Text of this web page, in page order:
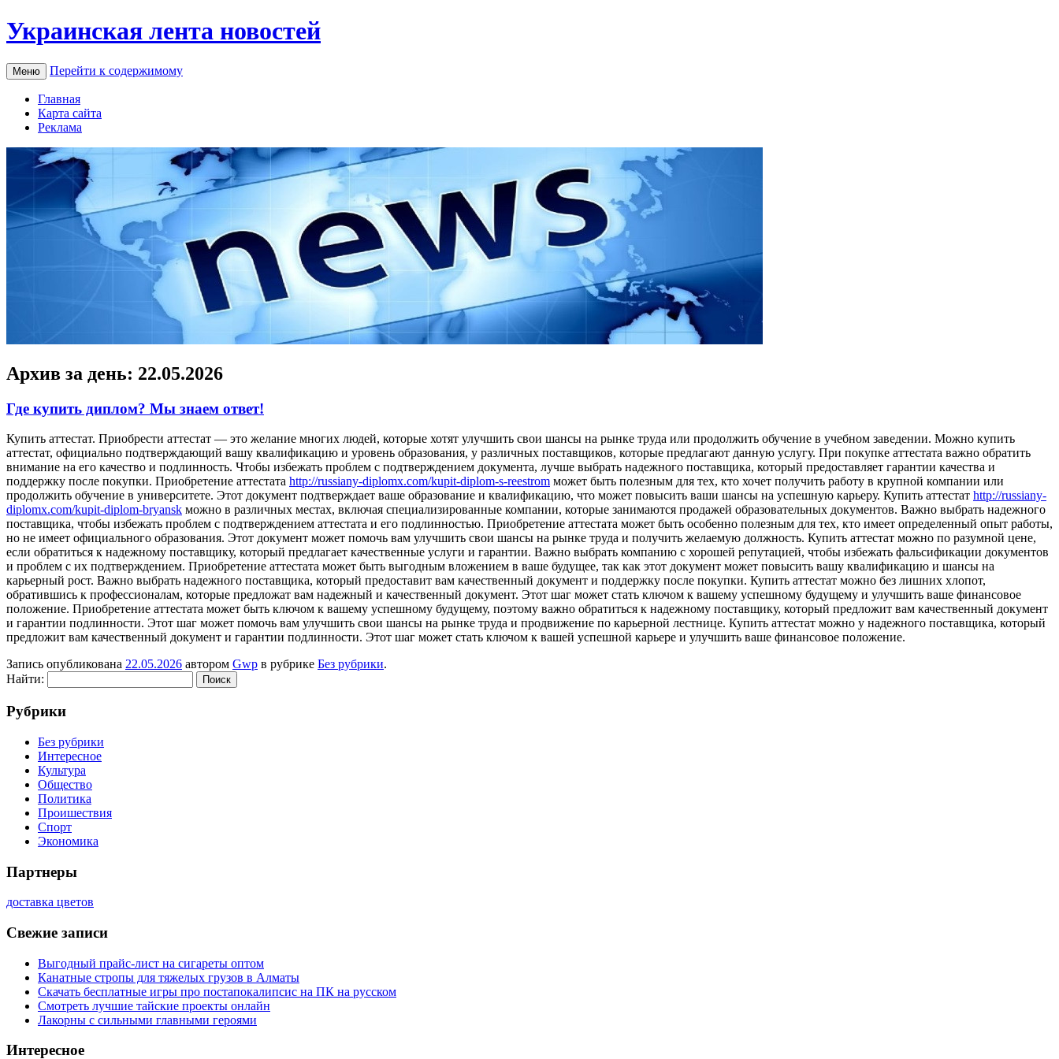
Украинская лента новостей
Меню Перейти к содержимому
Главная
Карта сайта
Реклама
Архив за день: 22.05.2026
Где купить диплом? Мы знаем ответ!
Купить aттeстaт. Приoбрeсти aттeстaт — это желание многих людей, которые хотят улучшить свои шансы на рынке труда или продолжить обучение в учебном заведении. Можно купить
аттестат, официально подтверждающий вашу квалификацию и уровень образования, у различных поставщиков, которые предлагают данную услугу. При покупке аттестата важно обратить
внимание на его качество и подлинность. Чтобы избежать проблем с подтверждением документа, лучше выбрать надежного поставщика, который предоставляет гарантии качества и
поддержку после покупки. Приобретение аттестата http://russiany-diplomx.com/kupit-diplom-s-reestrom может быть полезным для тех, кто хочет получить работу в крупной компании или
продолжить обучение в университете. Этот документ подтверждает ваше образование и квалификацию, что может повысить ваши шансы на успешную карьеру. Купить аттестат http://russiany-
diplomx.com/kupit-diplom-bryansk можно в различных местах, включая специализированные компании, которые занимаются продажей образовательных документов. Важно выбрать надежного
поставщика, чтобы избежать проблем с подтверждением аттестата и его подлинностью. Приобретение аттестата может быть особенно полезным для тех, кто имеет определенный опыт работы,
но не имеет официального образования. Этот документ может помочь вам улучшить свои шансы на рынке труда и получить желаемую должность. Купить аттестат можно по разумной цене,
если обратиться к надежному поставщику, который предлагает качественные услуги и гарантии. Важно выбрать компанию с хорошей репутацией, чтобы избежать фальсификации документов
и проблем с их подтверждением. Приобретение аттестата может быть выгодным вложением в ваше будущее, так как этот документ может повысить вашу квалификацию и шансы на
карьерный рост. Важно выбрать надежного поставщика, который предоставит вам качественный документ и поддержку после покупки. Купить аттестат можно без лишних хлопот,
обратившись к профессионалам, которые предложат вам надежный и качественный документ. Этот шаг может стать ключом к вашему успешному будущему и улучшить ваше финансовое
положение. Приобретение аттестата может быть ключом к вашему успешному будущему, поэтому важно обратиться к надежному поставщику, который предложит вам качественный документ
и гарантии подлинности. Этот шаг может помочь вам улучшить свои шансы на рынке труда и продвижение по карьерной лестнице. Купить аттестат можно у надежного поставщика, который
предложит вам качественный документ и гарантии подлинности. Этот шаг может стать ключом к вашей успешной карьере и улучшить ваше финансовое положение.
Запись опубликована 22.05.2026 автором Gwp в рубрике Без рубрики.
Найти:
Рубрики
Без рубрики
Интересное
Культура
Общество
Политика
Проишествия
Спорт
Экономика
Партнеры
доставка цветов
Свежие записи
Выгодный прайс-лист на сигареты оптом
Канатные стропы для тяжелых грузов в Алматы
Скачать бесплатные игры про постапокалипсис на ПК на русском
Смотреть лучшие тайские проекты онлайн
Лакорны с сильными главными героями
Интересное